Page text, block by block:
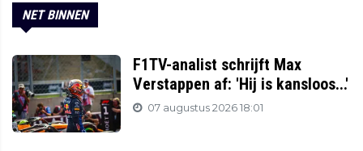
NET BINNEN
F1TV-analist schrijft Max
Verstappen af: 'Hij is kansloos...'
07 augustus 2026 18:01